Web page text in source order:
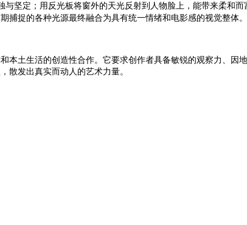
坚定；用反光板将窗外的天光反射到人物脸上，能带来柔和
捉的各种光源最终融合为具有统一情绪和电影感的视觉整体。
本土生活的创造性合作。它要求创作者具备敏锐的观察力、因
散发出真实而动人的艺术力量。